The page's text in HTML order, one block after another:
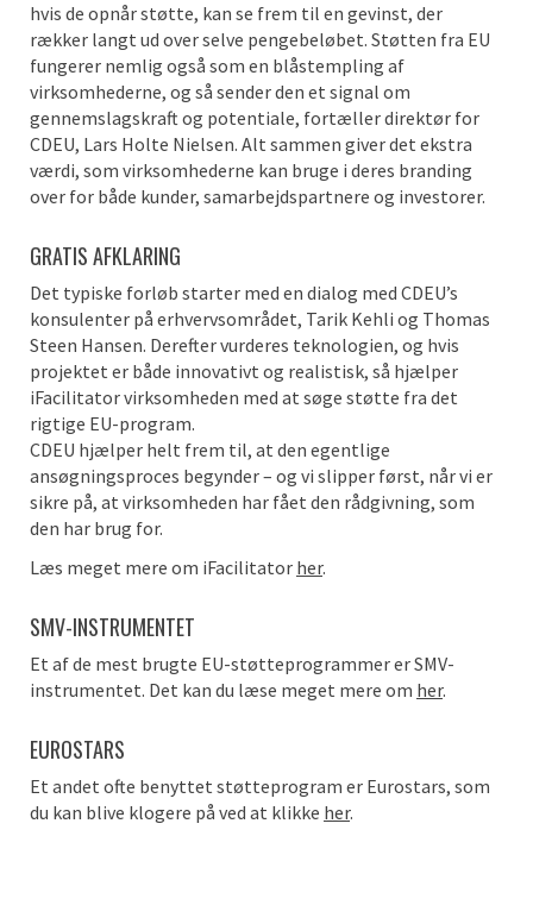
hvis de opnår støtte, kan se frem til en gevinst, der
rækker langt ud over selve pengebeløbet. Støtten fra EU
fungerer nemlig også som en blåstempling af
virksomhederne, og så sender den et signal om
gennemslagskraft og potentiale, fortæller direktør for
CDEU, Lars Holte Nielsen. Alt sammen giver det ekstra
værdi, som virksomhederne kan bruge i deres branding
over for både kunder, samarbejdspartnere og investorer.
GRATIS AFKLARING
Det typiske forløb starter med en dialog med CDEU’s
konsulenter på erhvervsområdet, Tarik Kehli og Thomas
Steen Hansen. Derefter vurderes teknologien, og hvis
projektet er både innovativt og realistisk, så hjælper
iFacilitator virksomheden med at søge støtte fra det
rigtige EU-program.
CDEU hjælper helt frem til, at den egentlige
ansøgningsproces begynder – og vi slipper først, når vi er
sikre på, at virksomheden har fået den rådgivning, som
den har brug for.
Læs meget mere om iFacilitator her.
SMV-INSTRUMENTET
Et af de mest brugte EU-støtteprogrammer er SMV-
instrumentet. Det kan du læse meget mere om her.
EUROSTARS
Et andet ofte benyttet støtteprogram er Eurostars, som
du kan blive klogere på ved at klikke her.